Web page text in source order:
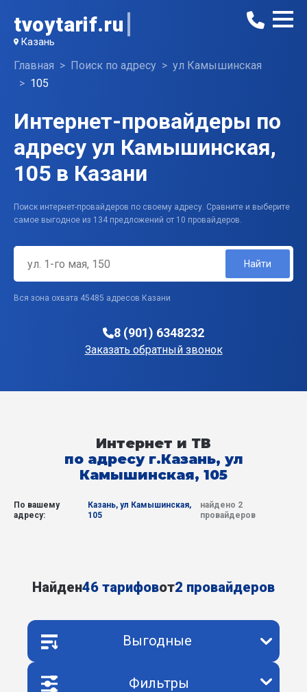
tvoytarif.ru
Казань
Главная Поиск по адресу
ул Камышинская
105
Интернет-провайдеры по
адресу ул Камышинская,
105 в Казани
Поиск интернет-провайдеров по своему адресу. Сравните и выберите
самое выгодное из 134 предложений от 10 провайдеров.
Найти
Вся зона охвата 45485 адресов Казани
8 (901) 6348232
Заказать обратный звонок
Интернет и ТВ
по адресу г.Казань, ул
Камышинская, 105
По вашему
адресу:
Казань, ул Камышинская,
105
найдено 2
провайдеров
Найден46 тарифовот2 провайдеров
Выгодные
Фильтры